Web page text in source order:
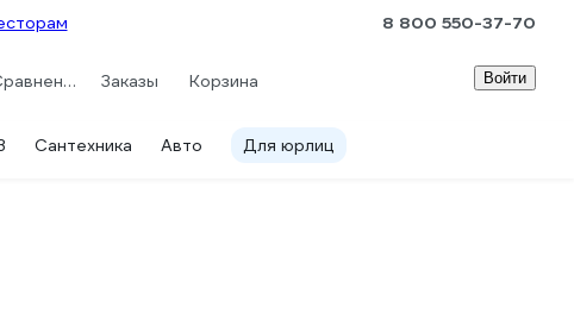
8 800 550-37-70
Сравнение Заказы Корзина Войти
Сантехника Авто Для юрлиц